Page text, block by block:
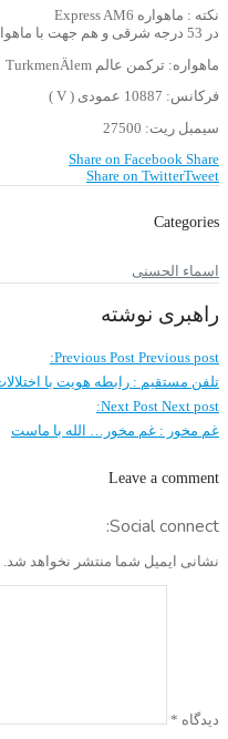
نکته : ماهواره Express AM6
در 53 درجه شرقی و هم جهت با ماهواره Yahsat یاه ست می باشد
ماهواره: ترکمن عالم TurkmenÄlem
فرکانس: 10887 عمودی ( V )
سیمبل ریت: 27500
Share on Facebook Share
Share on TwitterTweet
Categories
اسماء الحسنی
راهبری نوشته
Previous Post Previous post:
تلفن مستقیم : رابطه هویت با
Next Post Next post:
غم مخور : غم مخور… الله با ماست
Leave a comment
Social connect:
نشانی ایمیل شما منتشر نخواهد شد.
دیدگاه *